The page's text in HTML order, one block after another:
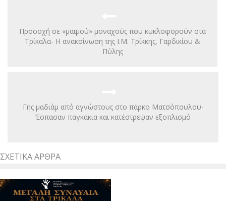
Προσοχή σε «μαϊμού» μοναχούς που κυκλοφορούν στα
Τρίκαλα- Η ανακοίνωση της Ι.Μ. Τρίκκης, Γαρδικίου &
Πύλης
Γης μαδιάμ από αγνώστους στο πάρκο Ματσόπουλου-
Έσπασαν παγκάκια και κατέστρεψαν εξοπλισμό
ΣΧΕΤΙΚΆ ΆΡΘΡΑ